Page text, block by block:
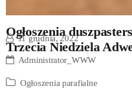
Ogłoszenia
Trzecia Niedziela
11 grudnia, 2022
Administrator_WWW
Ogłoszenia parafialne